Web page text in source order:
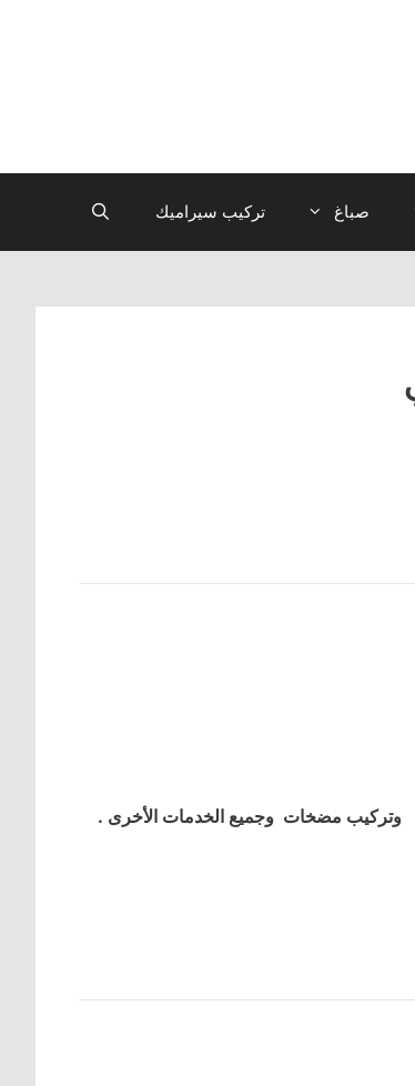
صباغ تركيب سيراميك
وتركيب مضخات وجميع الخدمات الأخرى .